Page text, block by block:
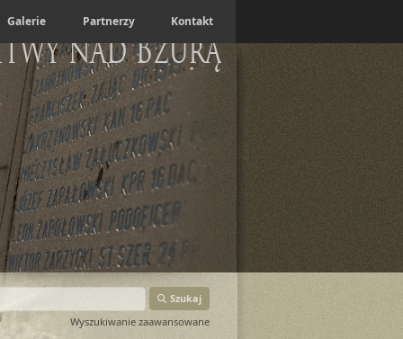
Galerie Partnerzy Kontakt
nad Bzurą
Szukaj
Wyszukiwanie zaawansowane